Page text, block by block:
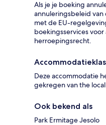
Als je je boeking
annuleringsbeleid
met de EU-
boekingsservices
herroepingsrecht.
Deze accommodatie
gekregen van the
Ook bekend als
Park Ermitage Jesolo